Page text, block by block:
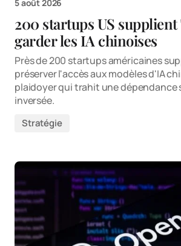
5 août 2026
200 startups US
garder les IA chinoises
Près de 200 startups américaines
préserver l'accès aux modèles d'IA
plaidoyer qui trahit une
inversée.
Stratégie